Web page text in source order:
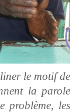
le motif de
la parole
problème, les